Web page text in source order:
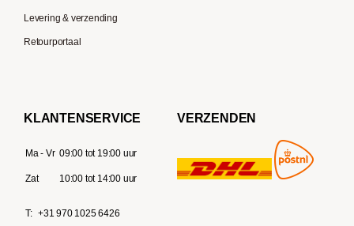
Levering & verzending
Retourportaal
KLANTENSERVICE
Ma - Vr 09:00 tot 19:00 uur
Zat 10:00 tot 14:00 uur
T: +31 970 1025 6426
VERZENDEN